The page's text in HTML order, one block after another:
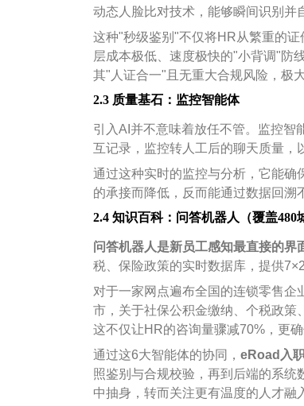
动态人脸比对技术，能够瞬间识别并
这种"秒级鉴别"不仅将HR从繁重的
层成本极低、速度极快的"小背调"防
其"人证合一"且无重大合规风险，极
2.3 质量基石：监控智能体
引入AI并不意味着放任不管。监控智
互记录，监控转人工后的聊天质量，
通过这种实时的监控与分析，它能确
的承接而降低，反而能通过数据回溯
2.4 知识百科：问答机器人（覆盖480
问答机器人是新员工感知最直接的界
税、保险政策的实时数据库，提供
对于一家网点遍布全国的连锁零售
市，关于社保公积金缴纳、个税政策
这不仅让HR的咨询量骤减70%，更
通过这6大智能体的协同， eRoad入
照鉴别与合规校验，再到后端的系
中抽身，转而关注更有温度的人才融